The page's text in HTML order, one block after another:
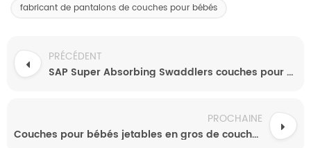
fabricant de pantalons de couches pour bébés
PRÉCÉDENT
SAP Super Absorbing Swaddlers couches pour bébés jetables
PROCHAINE
Couches pour bébés jetables en gros de couches personnalisées pour bébés